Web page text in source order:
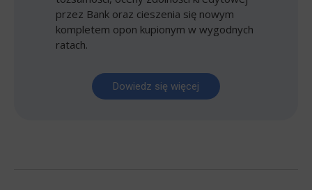
przez Bank oraz cieszenia się nowym
kompletem opon kupionym w wygodnych
ratach.
Dowiedz się więcej